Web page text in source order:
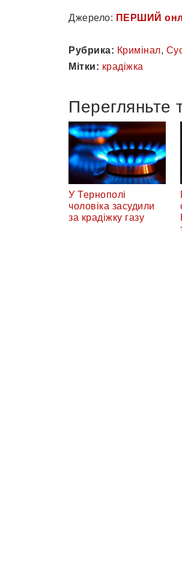
Джерело: ПЕРШИЙ
Рубрика: Кримінал,
Мітки: крадіжка
Перегляньте
У Тернополі
чоловіка засудили
за крадіжку газу